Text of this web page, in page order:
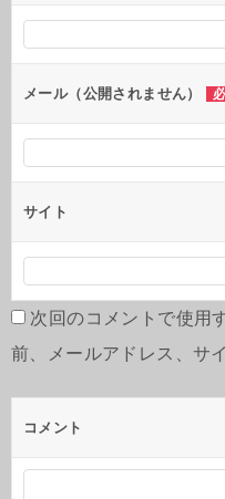
ン
メール（公開されません）
サイト
次回のコメントで使用
前、メールアドレス、サ
コメント